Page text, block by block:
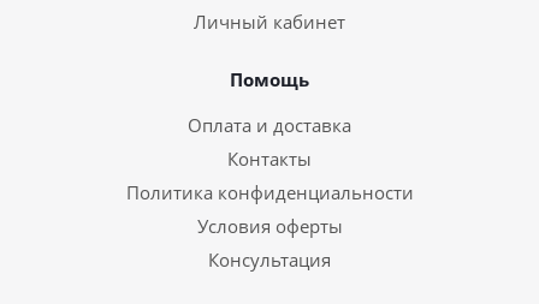
Личный кабинет
Помощь
Оплата и доставка
Контакты
Политика конфиденциальности
Условия оферты
Консультация